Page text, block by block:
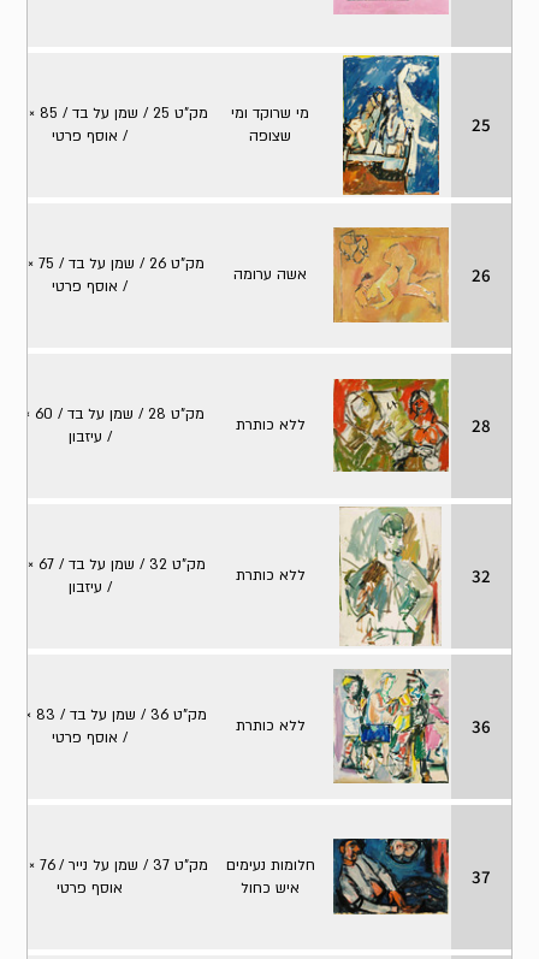
25
מי שרוקד ומי
שצופה
/ אוסף פרטי
26 אשה ערומה
/ אוסף פרטי
28 ללא כותרת
/ עיזבון
32 ללא כותרת
/ עיזבון
36 ללא כותרת
/ אוסף פרטי
37
חלומות נעימים
איש כחול
אוסף פרטי